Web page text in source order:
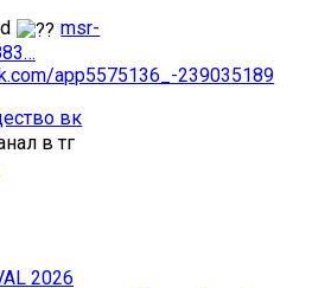
msr-
app5575136_-239035189
вк
в тг